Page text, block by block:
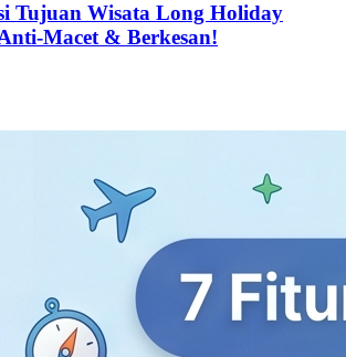
Tujuan Wisata Long Holiday
Macet & Berkesan!